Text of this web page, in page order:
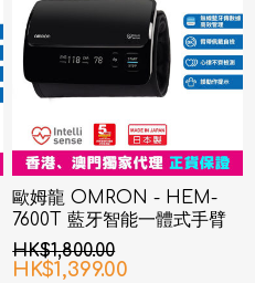
歐姆龍 OMRON - HEM-
7600T 藍牙智能一體式手臂
血壓計
HK$1,800.00
HK$1,399.00